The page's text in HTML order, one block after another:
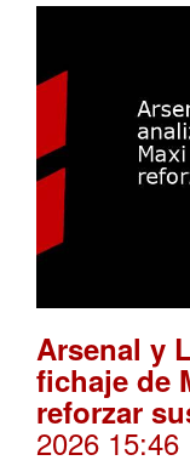
Arsenal y
fichaje de
reforzar
2026 15:46